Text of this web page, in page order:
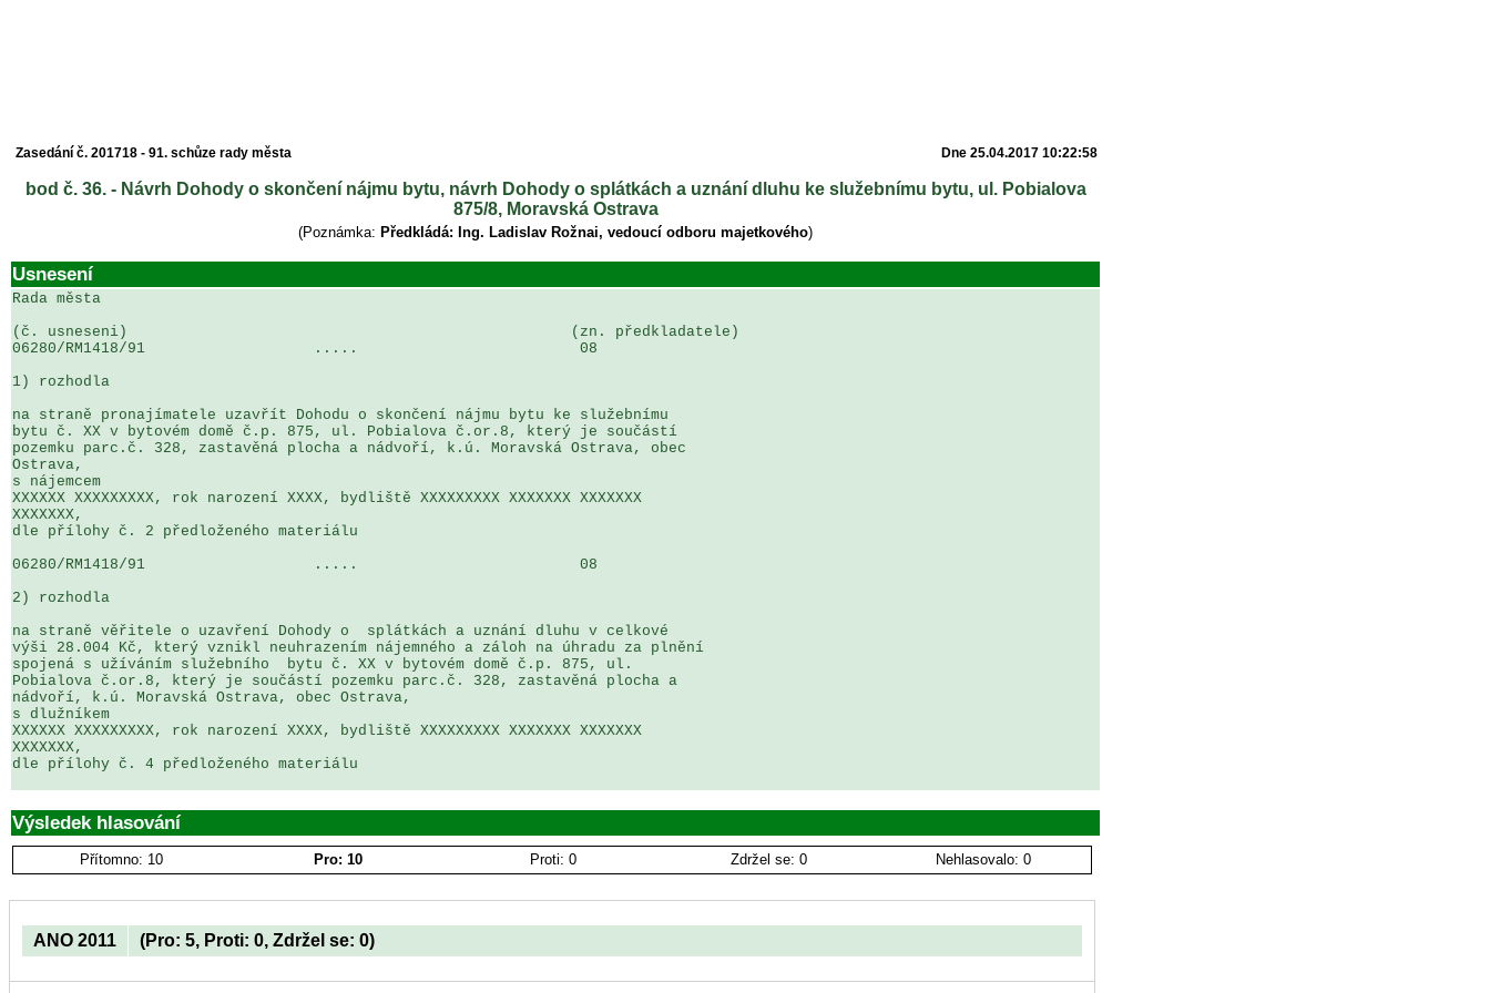
Zasedání č. 201718 - 91. schůze rady města Dne 25.04.2017 10:22:58
bod č. 36. - Návrh Dohody o skončení nájmu bytu, návrh Dohody o splátkách a uznání dluhu ke služebnímu bytu, ul. Pobialova
875/8, Moravská Ostrava
(Poznámka: Předkládá: Ing. Ladislav Rožnai, vedoucí odboru majetkového)
Usnesení
Rada města
(č. usneseni)                                                  (zn. předkladatele)
06280/RM1418/91                   .....                         08
1) rozhodla
na straně pronajímatele uzavřít Dohodu o skončení nájmu bytu ke služebnímu
bytu č. XX v bytovém domě č.p. 875, ul. Pobialova č.or.8, který je součástí
pozemku parc.č. 328, zastavěná plocha a nádvoří, k.ú. Moravská Ostrava, obec
Ostrava,
s nájemcem
XXXXXX XXXXXXXXX, rok narození XXXX, bydliště XXXXXXXXX XXXXXXX XXXXXXX
XXXXXXX,
dle přílohy č. 2 předloženého materiálu
06280/RM1418/91                   .....                         08
2) rozhodla
na straně věřitele o uzavření Dohody o  splátkách a uznání dluhu v celkové
výši 28.004 Kč, který vznikl neuhrazením nájemného a záloh na úhradu za plnění
spojená s užíváním služebního  bytu č. XX v bytovém domě č.p. 875, ul.
Pobialova č.or.8, který je součástí pozemku parc.č. 328, zastavěná plocha a
nádvoří, k.ú. Moravská Ostrava, obec Ostrava,
s dlužníkem
XXXXXX XXXXXXXXX, rok narození XXXX, bydliště XXXXXXXXX XXXXXXX XXXXXXX
XXXXXXX,
dle přílohy č. 4 předloženého materiálu
Výsledek hlasování
Přítomno: 10 Pro: 10 Proti: 0 Zdržel se: 0 Nehlasovalo: 0
ANO 2011 (Pro: 5, Proti: 0, Zdržel se: 0)